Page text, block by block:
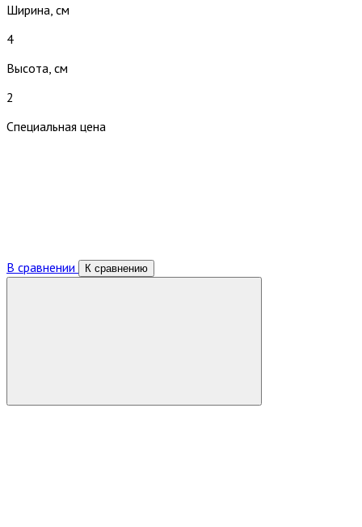
Ширина, см
4
Высота, см
2
Специальная цена
В сравнении К сравнению